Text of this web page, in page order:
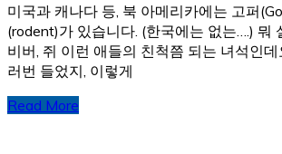
미국과 캐나다 등, 북 아메리카에는 고퍼
(rodent)가 있습니다. (한국에는 없는….) 뭐
비버, 쥐 이런 애들의 친척쯤 되는 녀석인
러번 들었지, 이렇게
Read More